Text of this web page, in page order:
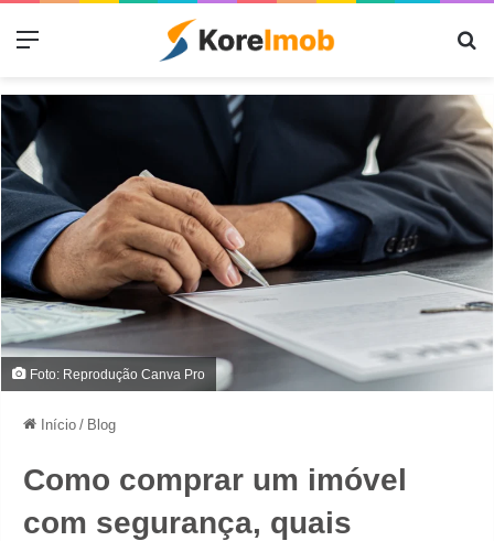
Menu
Foto: Reprodução Canva Pro
Início / Blog
Como comprar um imóvel
com segurança, quais